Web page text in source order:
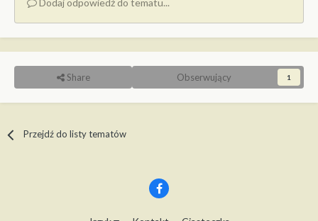
Dodaj odpowiedź do tematu...
Share Obserwujący 1
Przejdź do listy tematów